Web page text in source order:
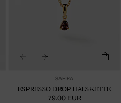
SAFIRA
ESPRESSO DROP HALSKETTE
79.00 EUR